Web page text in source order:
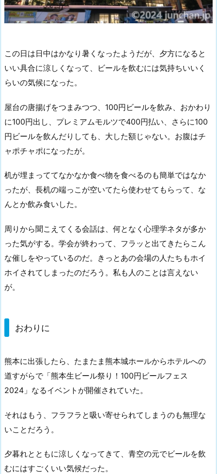
この日は日中はかなり暑くなったようだが、夕方になると
いい具合に涼しくなって、ビールを飲むには気持ちいいく
らいの気候になった。
屋台の唐揚げをつまみつつ、100円ビールを飲み、おかわり
に100円出し、プレミアムモルツで400円払い、さらに100
円ビールを飲んだりしても、大した額じゃない。お腹はチ
ャポチャポになったが。
机が埋まっててなかなか食べ物を食べるのも簡単ではなか
ったが、長机の端っこが空いてたら使わせてもらって、な
んとか飲み食いした。
周りから聞こえてくる会話は、何となく心理学ネタが多か
った気がする。学会が終わって、フラッと出てきたらこん
な催しをやっているのだ。きっとあの会場の人たちもホイ
ホイされてしまったのだろう。私も人のことは言えない
が。
おわりに
熊本に出張したら、たまたま熊本城ホールからホテルへの
道すがらで「熊本生ビール祭り！100円ビールフェス
2024」なるイベントが開催されていた。
それはもう、フラフラと吸い寄せられてしまうのも無理な
いことだろう。
夕暮れとともに涼しくなってきて、青空の元でビールを飲
むにはすごくいい気候だった。